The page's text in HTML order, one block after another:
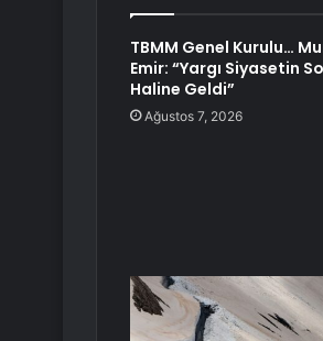
TBMM Genel Kurulu…
Emir: “Yargı Siyasetin
Haline Geldi”
Ağustos 7, 2026